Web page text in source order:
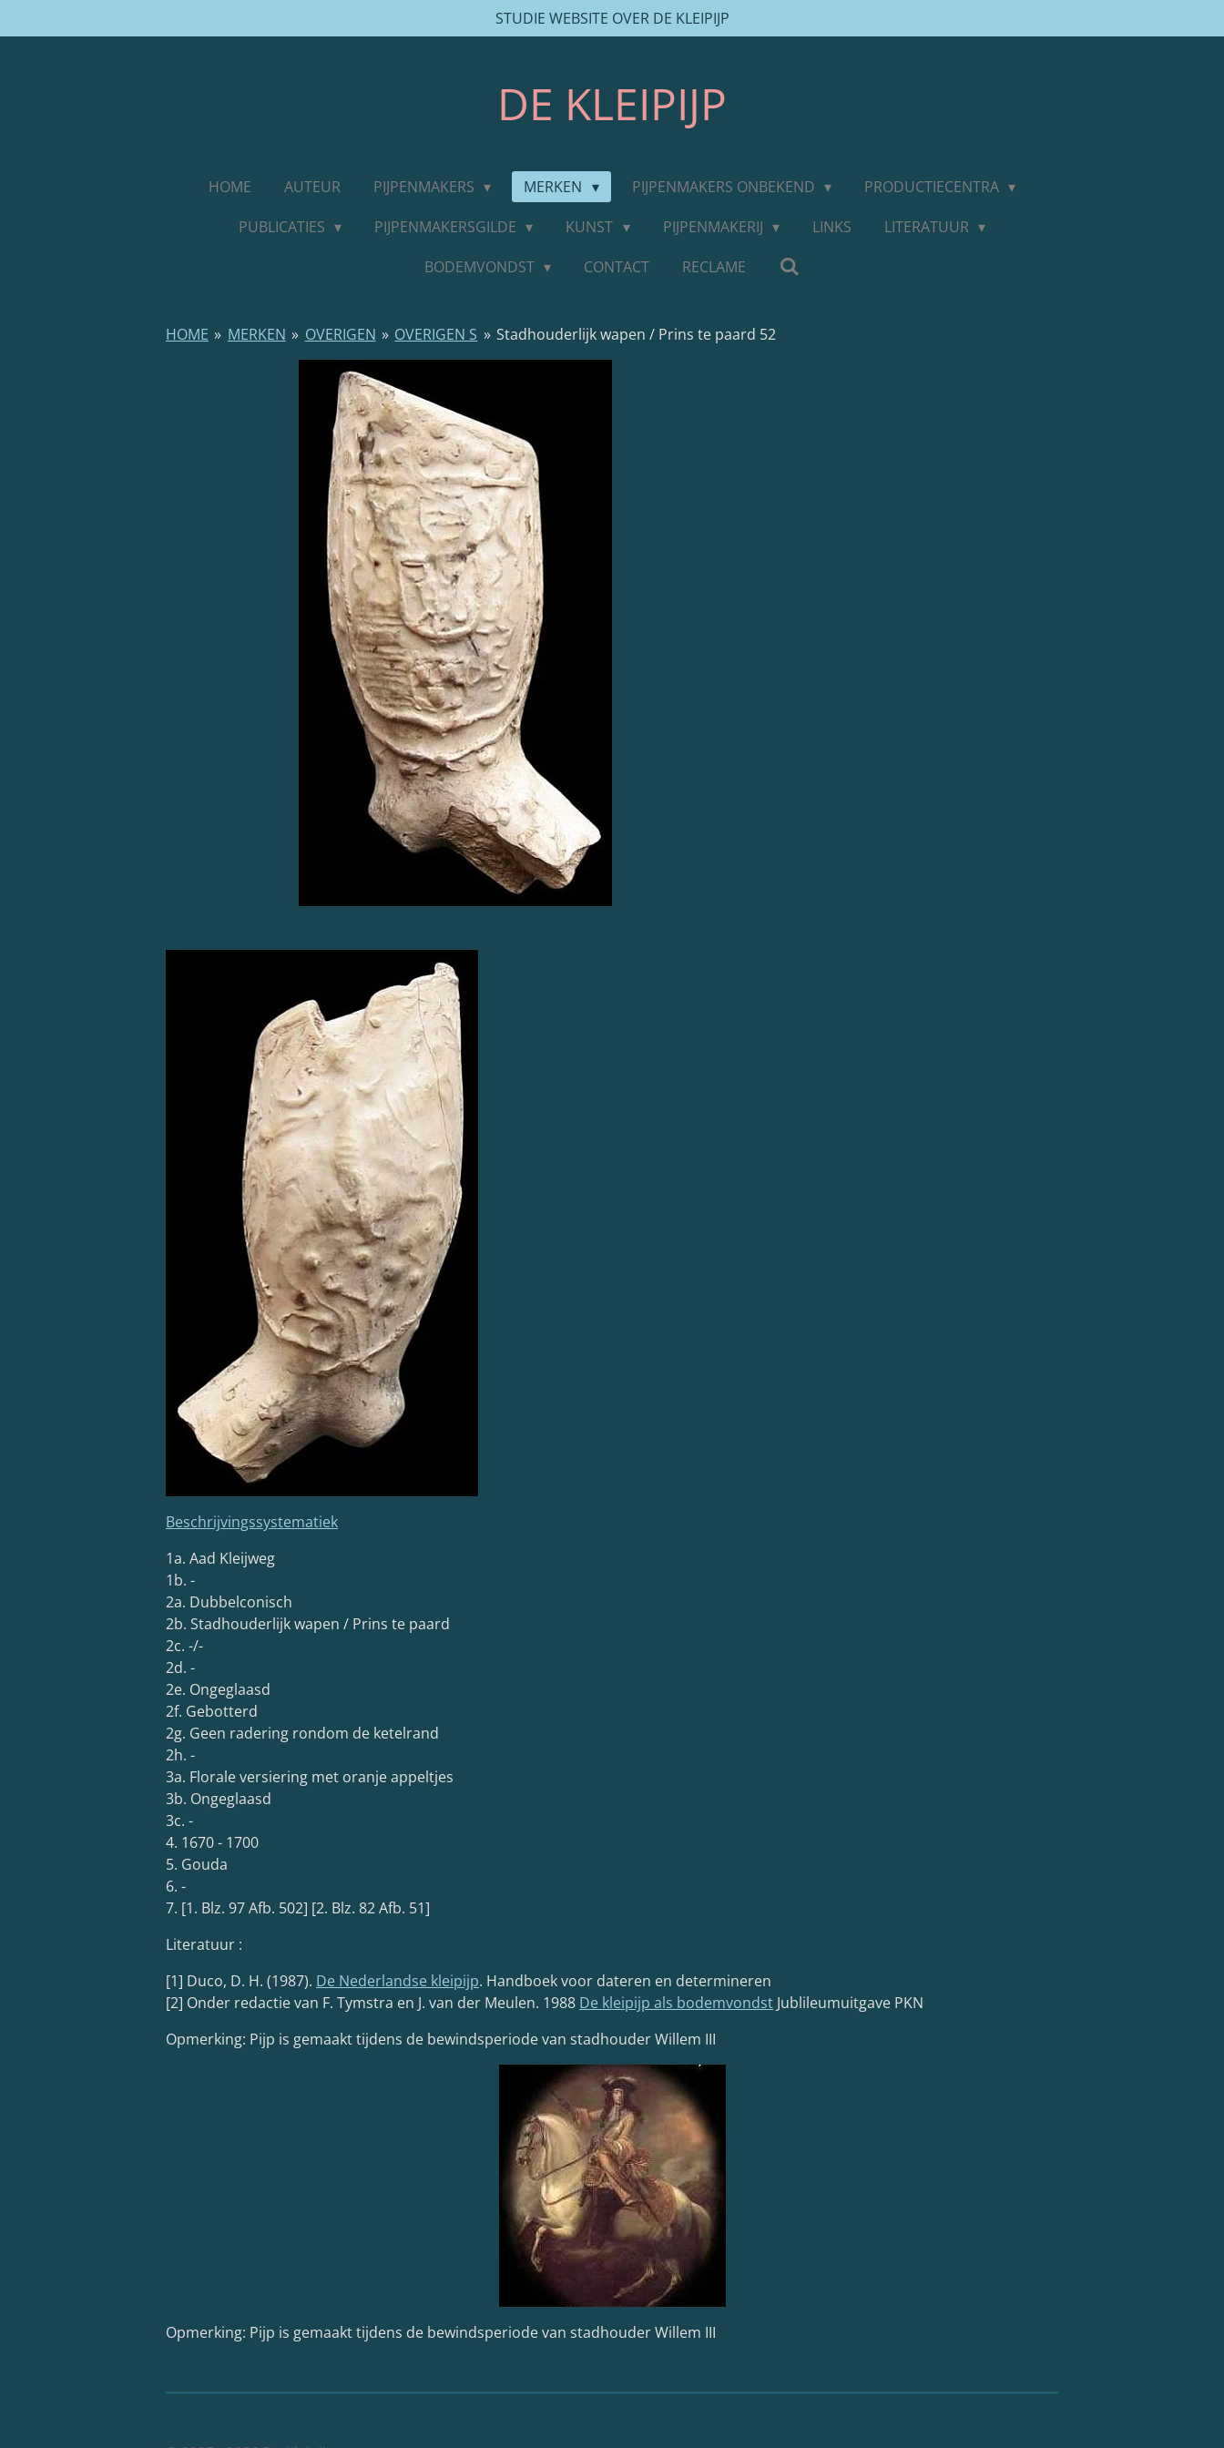
direct
STUDIE WEBSITE OVER DE KLEIPIJP
DE KLEIPIJP
HOME AUTEUR PIJPENMAKERS MERKEN PIJPENMAKERS ONBEKEND
PRODUCTIECENTRA
PUBLICATIES
PIJPENMAKERSGILDE KUNST PIJPENMAKERIJ LINKS
LITERATUUR
BODEMVONDST
CONTACT RECLAME
HOME » MERKEN » OVERIGEN » OVERIGEN S » Stadhouderlijk wapen / Prins te paard 52
Beschrijvingssystematiek
1a. Aad Kleijweg
1b. -
2a. Dubbelconisch
2b. Stadhouderlijk wapen / Prins te paard
2c. -/-
2d. -
2e. Ongeglaasd
2f. Gebotterd
2g. Geen radering rondom de ketelrand
2h. -
3a. Florale versiering met oranje appeltjes
3b. Ongeglaasd
3c. -
4. 1670 - 1700
5. Gouda
6. -
7. [1. Blz. 97 Afb. 502] [2. Blz. 82 Afb. 51]
Literatuur :
[1] Duco, D. H. (1987). De Nederlandse kleipijp. Handboek voor dateren en determineren
[2] Onder redactie van F. Tymstra en J. van der Meulen. 1988 De kleipijp als bodemvondst Jublileumuitgave PKN
Opmerking: Pijp is gemaakt tijdens de bewindsperiode van stadhouder Willem III
Opmerking: Pijp is gemaakt tijdens de bewindsperiode van stadhouder Willem III